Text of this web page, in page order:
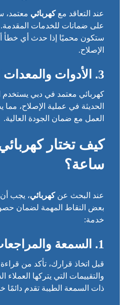
عند التعاقد معكهربائي
على ضمانات للخدمات المقدمة.
ستكون محميًا إذا حدث أي خطأ
الإصلاح.
3. الأدوات والمعدات
كهربائي معتمد في دبي يستخدم
الحديثة في عملية الإصلاح،
العمل مع ضمان الجودة العالية.
كيف تختار
ساعة؟
عند البحث عنكهربائي، يجب أن
بعض النقاط المهمة لضمان
خدمة:
1. السمعة
قبل اتخاذ قرارك، تأكد من
والتقييمات التي يتركها
ذات السمعة الطيبة تقدم دائمًا